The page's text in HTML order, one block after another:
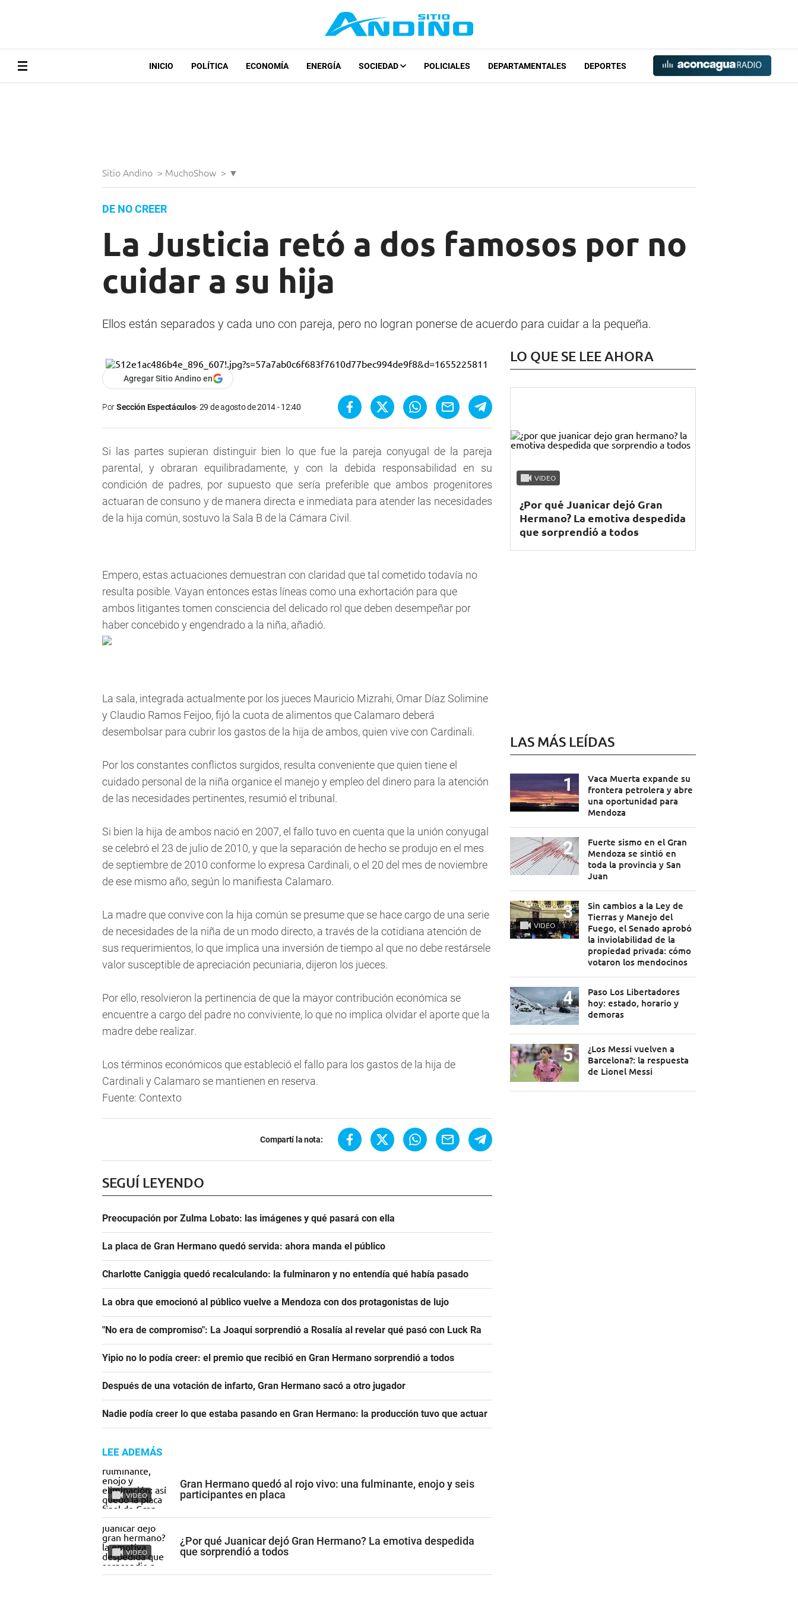
INICIO POLÍTICA ECONOMÍA ENERGÍA SOCIEDAD POLICIALES DEPARTAMENTALES DEPORTES
Sitio Andino > MuchoShow > ▼
DE NO CREER
La Justicia retó a dos famosos por no
cuidar a su hija
Ellos están separados y cada uno con pareja, pero no logran ponerse de acuerdo para cuidar a la pequeña.
Agregar Sitio Andino en
PorSección Espectáculos 29 de agosto de 2014 - 12:40
Si las partes supieran distinguir bien lo que fue la pareja conyugal de la pareja
parental, y obraran equilibradamente, y con la debida responsabilidad en su
condición de padres, por supuesto que sería preferible que ambos progenitores
actuaran de consuno y de manera directa e inmediata para atender las necesidades
de la hija común, sostuvo la Sala B de la Cámara Civil.
Empero, estas actuaciones demuestran con claridad que tal cometido todavía no
resulta posible. Vayan entonces estas líneas como una exhortación para que
ambos litigantes tomen consciencia del delicado rol que deben desempeñar por
haber concebido y engendrado a la niña, añadió.
La sala, integrada actualmente por los jueces Mauricio Mizrahi, Omar Díaz Solimine
y Claudio Ramos Feijoo, fijó la cuota de alimentos que Calamaro deberá
desembolsar para cubrir los gastos de la hija de ambos, quien vive con Cardinali.
Por los constantes conflictos surgidos, resulta conveniente que quien tiene el
cuidado personal de la niña organice el manejo y empleo del dinero para la atención
de las necesidades pertinentes, resumió el tribunal.
Si bien la hija de ambos nació en 2007, el fallo tuvo en cuenta que la unión conyugal
se celebró el 23 de julio de 2010, y que la separación de hecho se produjo en el mes
de septiembre de 2010 conforme lo expresa Cardinali, o el 20 del mes de noviembre
de ese mismo año, según lo manifiesta Calamaro.
La madre que convive con la hija común se presume que se hace cargo de una serie
de necesidades de la niña de un modo directo, a través de la cotidiana atención de
sus requerimientos, lo que implica una inversión de tiempo al que no debe restársele
valor susceptible de apreciación pecuniaria, dijeron los jueces.
Por ello, resolvieron la pertinencia de que la mayor contribución económica se
encuentre a cargo del padre no conviviente, lo que no implica olvidar el aporte que la
madre debe realizar.
Los términos económicos que estableció el fallo para los gastos de la hija de
Cardinali y Calamaro se mantienen en reserva.
Fuente: Contexto
Compartí la nota:
SEGUÍ LEYENDO
Preocupación por Zulma Lobato: las imágenes y qué pasará con ella
La placa de Gran Hermano quedó servida: ahora manda el público
Charlotte Caniggia quedó recalculando: la fulminaron y no entendía qué había pasado
La obra que emocionó al público vuelve a Mendoza con dos protagonistas de lujo
"No era de compromiso": La Joaqui sorprendió a Rosalía al revelar qué pasó con Luck Ra
Yipio no lo podía creer: el premio que recibió en Gran Hermano sorprendió a todos
Después de una votación de infarto, Gran Hermano sacó a otro jugador
Nadie podía creer lo que estaba pasando en Gran Hermano: la producción tuvo que actuar
LEE ADEMÁS
VIDEO
Gran Hermano quedó al rojo vivo: una fulminante, enojo y seis
participantes en placa
VIDEO
¿Por qué Juanicar dejó Gran Hermano? La emotiva despedida
que sorprendió a todos
LO QUE SE LEE AHORA
VIDEO
¿Por qué Juanicar dejó Gran
Hermano? La emotiva despedida
que sorprendió a todos
LAS MÁS LEÍDAS
Vaca Muerta expande su
frontera petrolera y abre
una oportunidad para
Mendoza
Fuerte sismo en el Gran
Mendoza se sintió en
toda la provincia y San
Juan
VIDEO
Sin cambios a la Ley de
Tierras y Manejo del
Fuego, el Senado aprobó
la inviolabilidad de la
propiedad privada: cómo
votaron los mendocinos
Paso Los Libertadores
hoy: estado, horario y
demoras
¿Los Messi vuelven a
Barcelona?: la respuesta
de Lionel Messi